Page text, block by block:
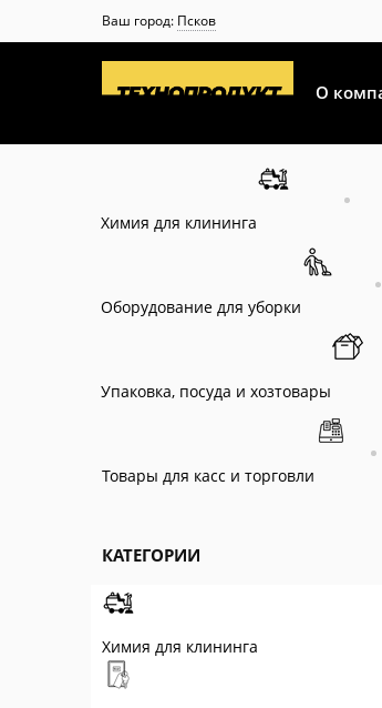
Ваш город: Псков
О
Химия для клининга
Оборудование для уборки
Упаковка, посуда и хозтовары
Товары для касс и торговли
КАТЕГОРИИ
Химия для клининга